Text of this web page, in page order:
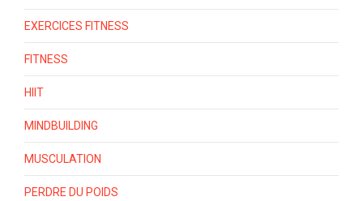
EXERCICES FITNESS
FITNESS
HIIT
MINDBUILDING
MUSCULATION
PERDRE DU POIDS